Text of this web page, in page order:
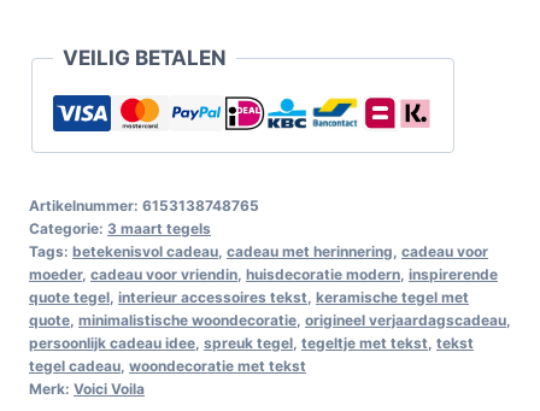
VEILIG BETALEN
Artikelnummer: 6153138748765
Categorie: 3 maart tegels
Tags: betekenisvol cadeau cadeau met herinnering cadeau voor
moeder, cadeau voor vriendin huisdecoratie modern inspirerende
quote tegel interieur accessoires tekst keramische tegel met
quote minimalistische woondecoratie origineel verjaardagscadeau
persoonlijk cadeau idee spreuk tegel tegeltje met tekst tekst
tegel cadeau woondecoratie met tekst
Merk: Voici Voila